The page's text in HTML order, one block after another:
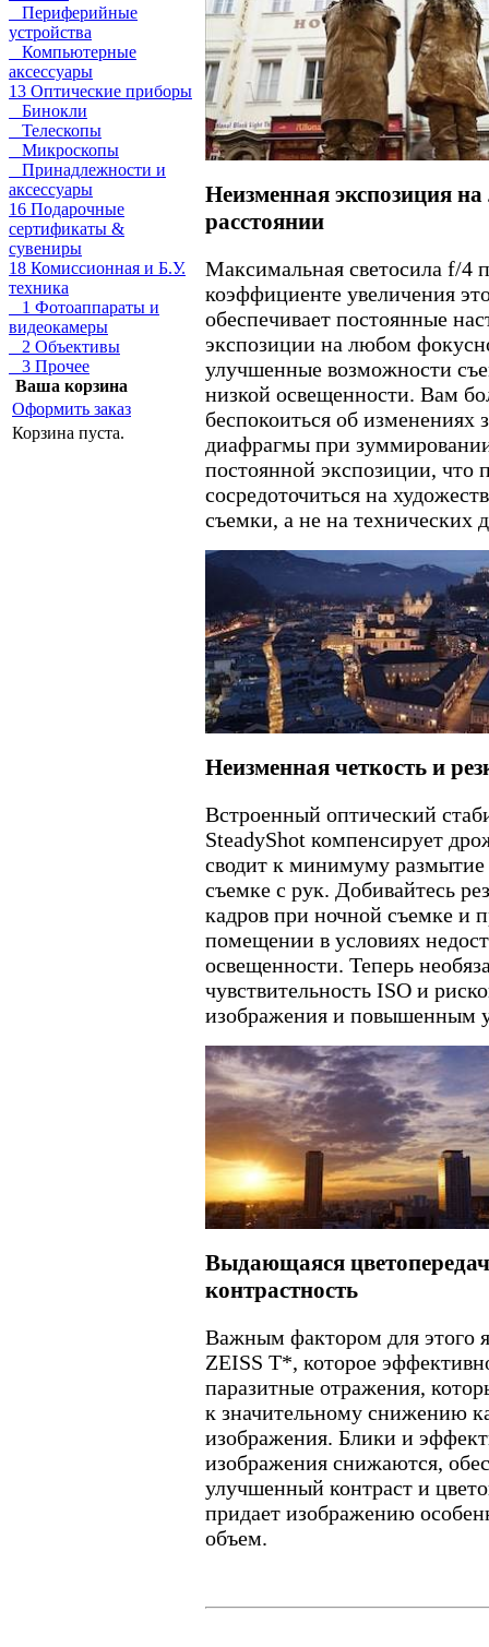
Периферийные
устройства
Компьютерные
аксессуары
13 Оптические приборы
Бинокли
Телескопы
Микроскопы
Принадлежности и
аксессуары
16 Подарочные
сертификаты &
сувениры
18 Комиссионная и Б.У.
техника
1 Фотоаппараты и
видеокамеры
2 Объективы
3 Прочее
Ваша корзина
Оформить заказ
Корзина пуста.
Неизменная экспозиция
расстоянии
Максимальная светосила f/4
коэффициенте увеличения
обеспечивает постоянные
экспозиции на любом
улучшенные возможности
низкой освещенности. Вам
беспокоиться об изменениях
диафрагмы при
постоянной экспозиции, что
сосредоточиться на
съемки, а не на технических
Неизменная четкость и
Встроенный оптический
SteadyShot компенсирует
сводит к минимуму
съемке с рук. Добивайтесь
кадров при ночной съемке и
помещении в условиях
освещенности. Теперь
чувствительность ISO и
изображения и повышенным
Выдающаяся
контрастность
Важным фактором для этого
ZEISS T*, которое
паразитные отражения,
к значительному снижению
изображения. Блики и
изображения снижаются,
улучшенный контраст и
придает изображению
объем.